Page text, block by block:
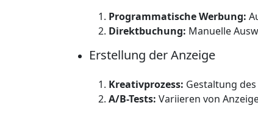
Programmatische Werbung:
Direktbuchung: Manuelle
Erstellung der Anzeige
Kreativprozess: Gestaltung
A/B-Tests: Variieren von